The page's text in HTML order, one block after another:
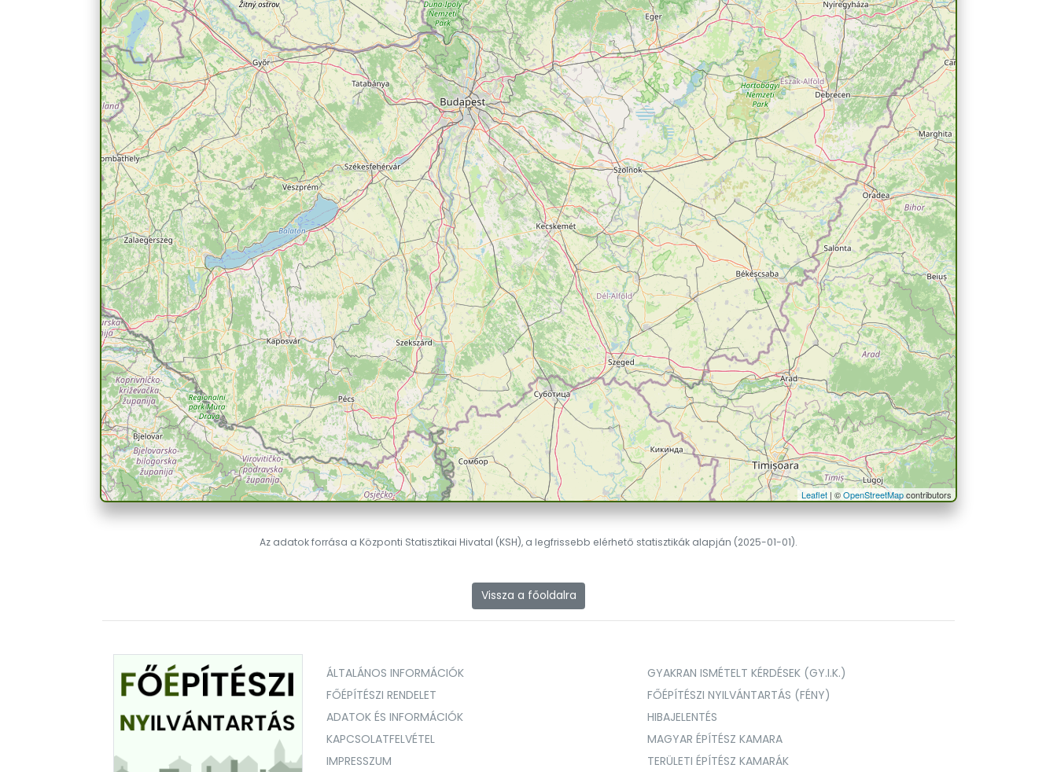
Leaflet | ©OpenStreetMapcontributors
Az adatok forrása a Központi Statisztikai Hivatal (KSH), a legfrissebb elérhető statisztikák alapján (2025-01-01).
Vissza a főoldalra
ÁLTALÁNOS INFORMÁCIÓK
GYAKRAN ISMÉTELT KÉRDÉSEK (GY.I.K.)
FŐÉPÍTÉSZI RENDELET
FŐÉPÍTÉSZI NYILVÁNTARTÁS (FÉNY)
ADATOK ÉS INFORMÁCIÓK
HIBAJELENTÉS
KAPCSOLATFELVÉTEL
MAGYAR ÉPÍTÉSZ KAMARA
IMPRESSZUM
TERÜLETI ÉPÍTÉSZ KAMARÁK